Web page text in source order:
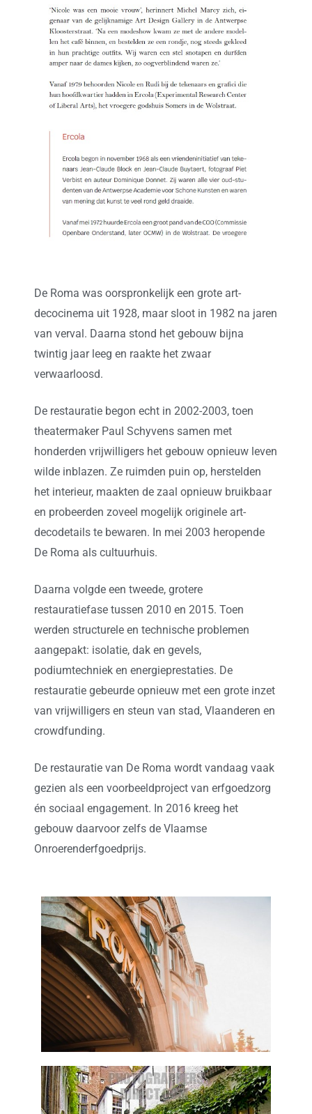
De Roma was oorspronkelijk een grote art-
decocinema uit 1928, maar sloot in 1982 na jaren
van verval. Daarna stond het gebouw bijna
twintig jaar leeg en raakte het zwaar
verwaarloosd.
De restauratie begon echt in 2002-2003, toen
theatermaker Paul Schyvens samen met
honderden vrijwilligers het gebouw opnieuw leven
wilde inblazen. Ze ruimden puin op, herstelden
het interieur, maakten de zaal opnieuw bruikbaar
en probeerden zoveel mogelijk originele art-
decodetails te bewaren. In mei 2003 heropende
De Roma als cultuurhuis.
Daarna volgde een tweede, grotere
restauratiefase tussen 2010 en 2015. Toen
werden structurele en technische problemen
aangepakt: isolatie, dak en gevels,
podiumtechniek en energieprestaties. De
restauratie gebeurde opnieuw met een grote inzet
van vrijwilligers en steun van stad, Vlaanderen en
crowdfunding.
De restauratie van De Roma wordt vandaag vaak
gezien als een voorbeeldproject van erfgoedzorg
én sociaal engagement. In 2016 kreeg het
gebouw daarvoor zelfs de Vlaamse
Onroerenderfgoedprijs.